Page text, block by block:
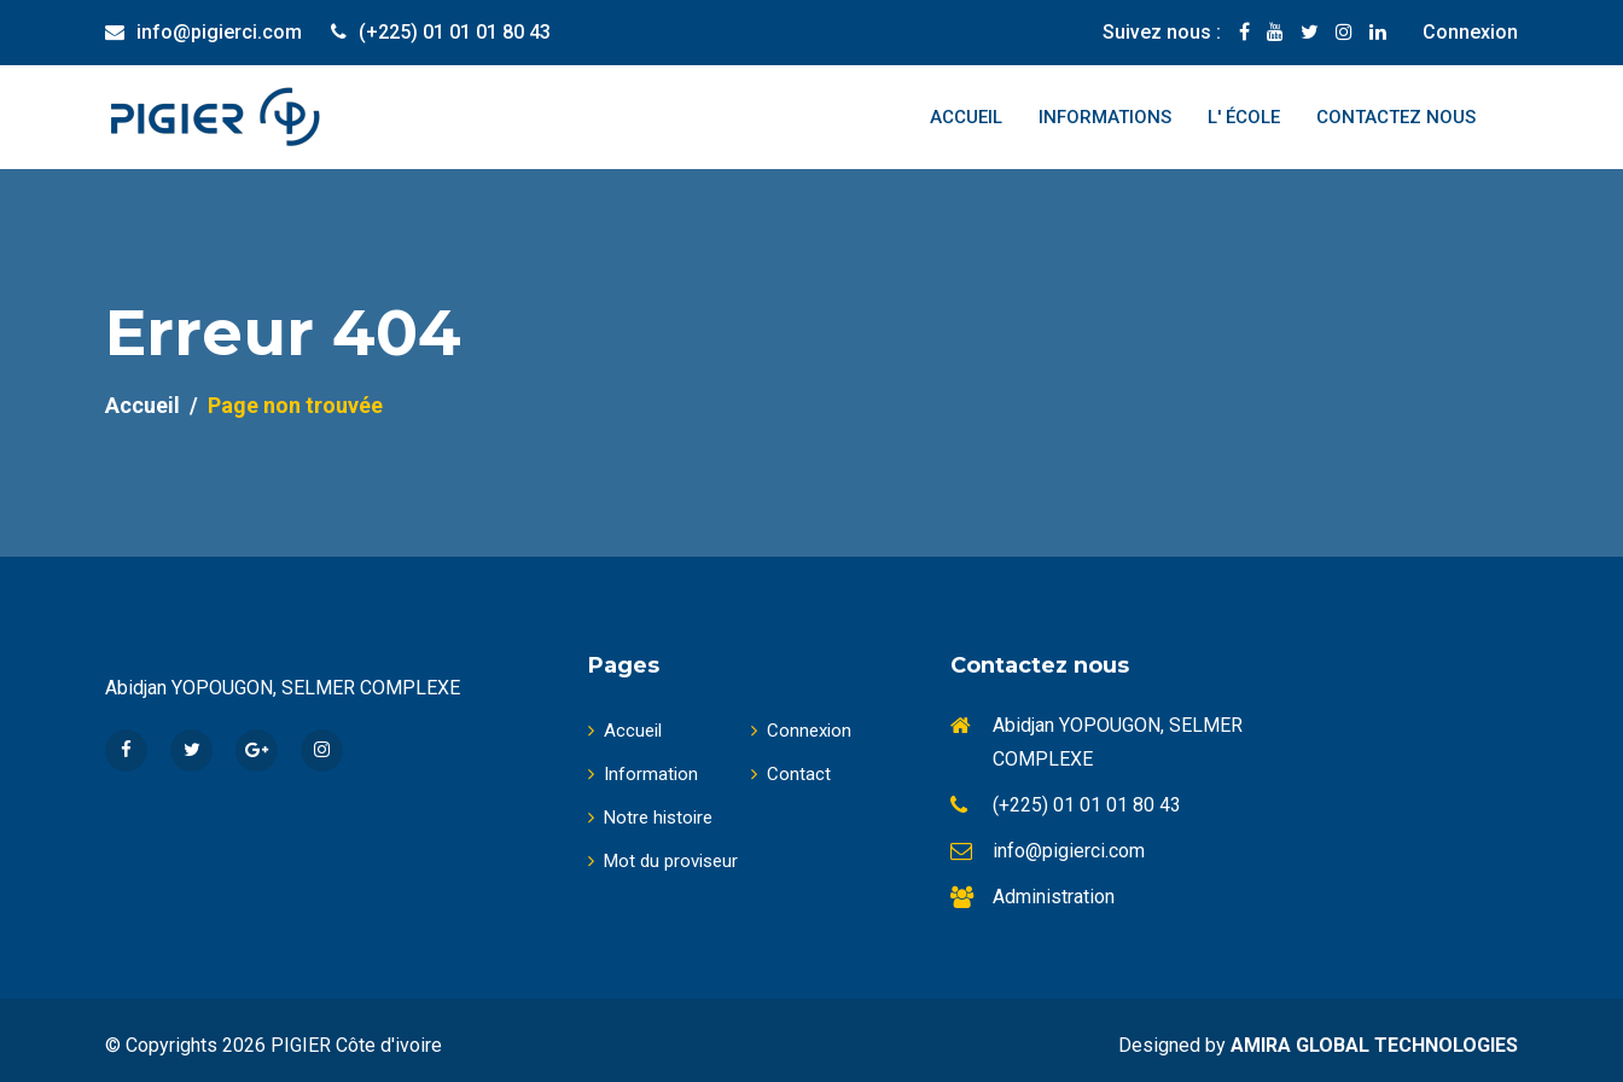
info@pigierci.com (+225) 01 01 01 80 43 Suivez nous : Connexion
ACCUEIL INFORMATIONS L' ÉCOLE CONTACTEZ NOUS
Erreur 404
Accueil Page non trouvée
Abidjan YOPOUGON, SELMER COMPLEXE
Pages
Accueil
Information
Notre histoire
Mot du proviseur
Connexion
Contact
Contactez nous
Abidjan YOPOUGON, SELMER
COMPLEXE
(+225) 01 01 01 80 43
info@pigierci.com
Administration
© Copyrights 2026 PIGIER Côte d'ivoire Designed by AMIRA GLOBAL TECHNOLOGIES